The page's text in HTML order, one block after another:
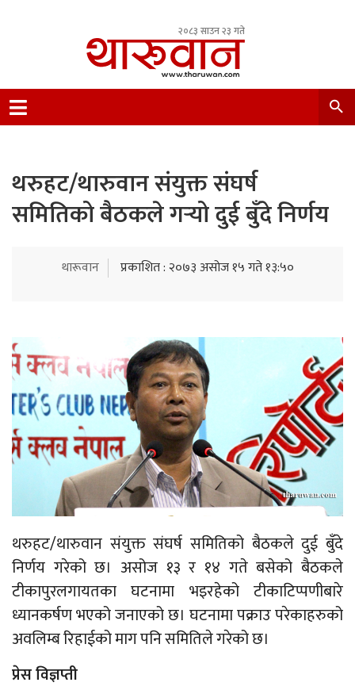
२०८३ साउन २३ गते
Nepal.
थरुहट/थारुवान संयुक्त संघर्ष
समितिको बैठकले गर्‍यो दुई बुँदे निर्णय
थारूवान प्रकाशित : २०७३ असोज १५ गते १३:५०
थरुहट/थारुवान संयुक्त संघर्ष समितिको बैठकले दुई बुँदे
निर्णय गरेको छ। असोज १३ र १४ गते बसेको बैठकले
टीकापुरलगायतका घटनामा भइरहेको टीकाटिप्पणीबारे
ध्यानकर्षण भएको जनाएको छ। घटनामा पक्राउ परेकाहरुको
अवलिम्ब रिहाईको माग पनि समितिले गरेको छ।
प्रेस विज्ञप्ती